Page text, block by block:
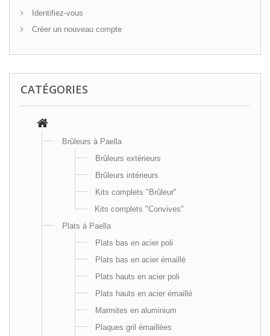
Identifiez-vous
Créer un nouveau compte
CATÉGORIES
Brûleurs à Paella
Brûleurs extérieurs
Brûleurs intérieurs
Kits complets "Brûleur"
Kits complets "Convives"
Plats à Paella
Plats bas en acier poli
Plats bas en acier émaillé
Plats hauts en acier poli
Plats hauts en acier émaillé
Marmites en aluminium
Plaques gril émaillées